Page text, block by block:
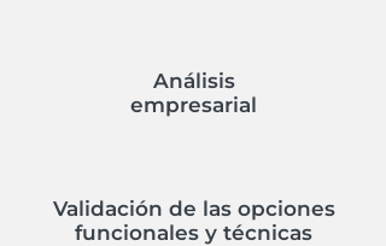
Análisis
empresarial
Validación de las opciones
funcionales y técnicas